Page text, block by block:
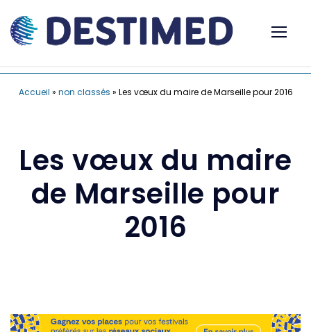
Accueil » non classés » Les vœux du maire de Marseille pour 2016
Les vœux du maire
de Marseille pour
2016